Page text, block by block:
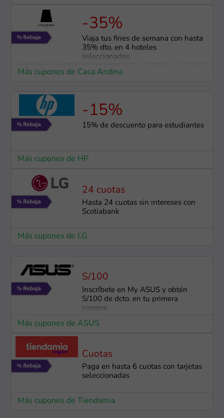
-35%
Viaja tus fines de semana con hasta
35% dto. en 4 hoteles
seleccionados.
Más cupones de Casa Andina
-15%
15% de descuento para estudiantes
Más cupones de HP
24 cuotas
Hasta 24 cuotas sin intereses con
Scotiabank
Más cupones de LG
S/100
Inscríbete en My ASUS y obtén
S/100 de dcto. en tu primera
compra
Más cupones de ASUS
Cuotas
Paga en hasta 6 cuotas con tarjetas
seleccionadas
Más cupones de Tiendamia